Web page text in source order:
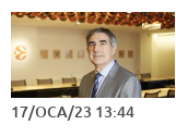
17/OCA/23 13:44